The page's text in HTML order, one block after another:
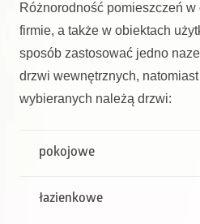
Różnorodność pomieszczeń
firmie, a także w obiektach
sposób zastosować jedno
drzwi wewnętrznych,
wybieranych należą drzwi:
pokojowe
łazienkowe